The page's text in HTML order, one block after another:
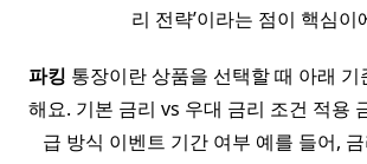
리 전략’이라는 점이 핵심이
파킹 통장이란 상품을 선택할 때 아래
해요. 기본 금리 vs 우대 금리 조건 적용
급 방식 이벤트 기간 여부 예를 들어,